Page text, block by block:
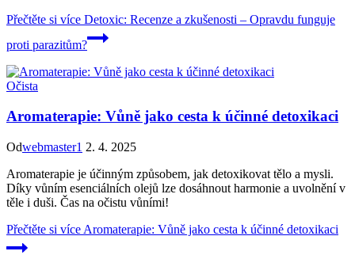
Přečtěte si více Detoxic: Recenze a zkušenosti – Opravdu funguje
proti parazitům?
Očista
Aromaterapie: Vůně jako cesta k účinné detoxikaci
Odwebmaster1 2. 4. 2025
Aromaterapie je účinným způsobem, jak detoxikovat tělo a mysli.
Díky vůním esenciálních olejů lze dosáhnout harmonie a uvolnění v
těle i duši. Čas na očistu vůními!
Přečtěte si více Aromaterapie: Vůně jako cesta k účinné detoxikaci